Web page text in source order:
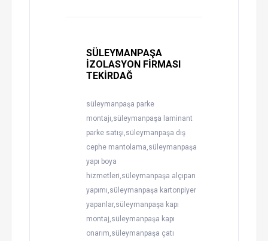
SÜLEYMANPAŞA
İZOLASYON FİRMASI
TEKİRDAĞ
süleymanpaşa parke
montajı,süleymanpaşa laminant
parke satışı,süleymanpaşa dış
cephe mantolama,süleymanpaşa
yapı boya
hizmetleri,süleymanpaşa alçıpan
yapımı,süleymanpaşa kartonpiyer
yapanlar,süleymanpaşa kapı
montaj,süleymanpaşa kapı
onarım,süleymanpaşa çatı